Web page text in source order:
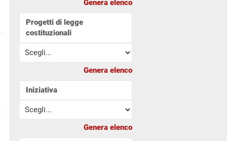
Progetti di legge
costituzionali
Iniziativa